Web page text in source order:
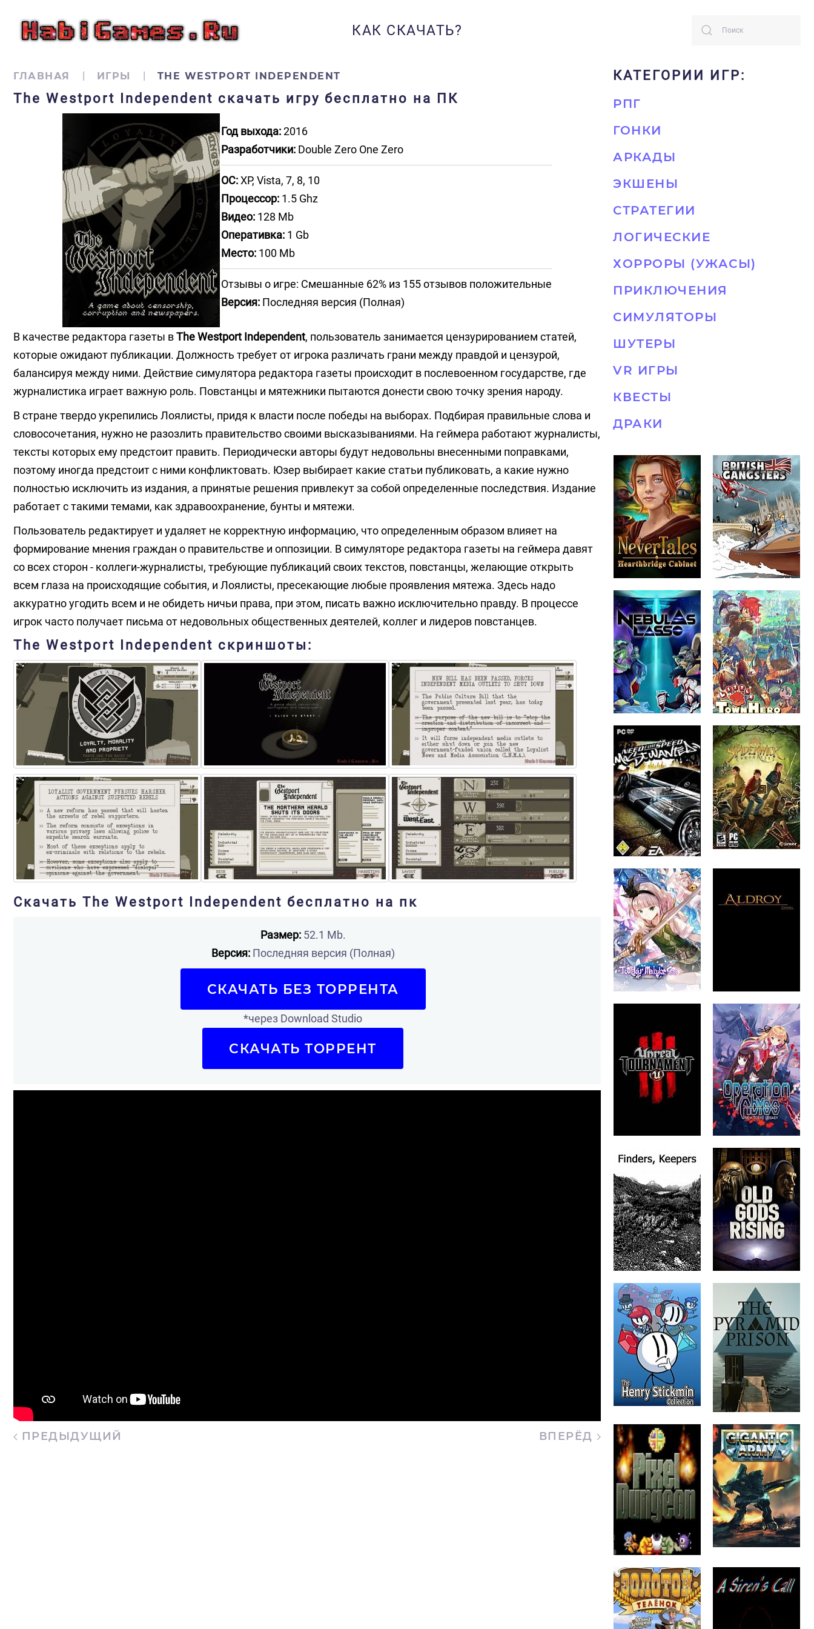
КАК СКАЧАТЬ?
ГЛАВНАЯ ИГРЫ THE WESTPORT INDEPENDENT
The Westport Independent скачать игру бесплатно на ПК
Год выхода:2016
Разработчики: Double Zero One Zero
ОС:XP, Vista, 7, 8, 10
Процессор: 1.5 Ghz
Видео: 128 Mb
Оперативка: 1 Gb
Место: 100 Mb
Отзывы о игре: Смешанные 62% из 155 отзывов положительные
Версия: Последняя версия (Полная)
В качестве редактора газеты вThe Westport Independent, пользователь занимается цензурированием статей,
которые ожидают публикации. Должность требует от игрока различать грани между правдой и цензурой,
балансируя между ними. Действие симулятора редактора газеты происходит в послевоенном государстве, где
журналистика играет важную роль. Повстанцы и мятежники пытаются донести свою точку зрения народу.
В стране твердо укрепились Лоялисты, придя к власти после победы на выборах. Подбирая правильные слова и
словосочетания, нужно не разозлить правительство своими высказываниями. На геймера работают журналисты,
тексты которых ему предстоит править. Периодически авторы будут недовольны внесенными поправками,
поэтому иногда предстоит с ними конфликтовать. Юзер выбирает какие статьи публиковать, а какие нужно
полностью исключить из издания, а принятые решения привлекут за собой определенные последствия. Издание
работает с такими темами, как здравоохранение, бунты и мятежи.
Пользователь редактирует и удаляет не корректную информацию, что определенным образом влияет на
формирование мнения граждан о правительстве и оппозиции. В симуляторе редактора газеты на геймера давят
со всех сторон - коллеги-журналисты, требующие публикаций своих текстов, повстанцы, желающие открыть
всем глаза на происходящие события, и Лоялисты, пресекающие любые проявления мятежа. Здесь надо
аккуратно угодить всем и не обидеть ничьи права, при этом, писать важно исключительно правду. В процессе
игрок часто получает письма от недовольных общественных деятелей, коллег и лидеров повстанцев.
The Westport Independent скриншоты:
Скачать The Westport Independent бесплатно на пк
Размер:52.1 Mb.
Версия:Последняя версия (Полная)
СКАЧАТЬ БЕЗ ТОРРЕНТА
*через Download Studio
СКАЧАТЬ ТОРРЕНТ
ПРЕДЫДУЩИЙ ВПЕРЁД
КАТЕГОРИИ ИГР:
РПГ
ГОНКИ
АРКАДЫ
ЭКШЕНЫ
СТРАТЕГИИ
ЛОГИЧЕСКИЕ
ХОРРОРЫ (УЖАСЫ)
ПРИКЛЮЧЕНИЯ
СИМУЛЯТОРЫ
ШУТЕРЫ
VR ИГРЫ
КВЕСТЫ
ДРАКИ